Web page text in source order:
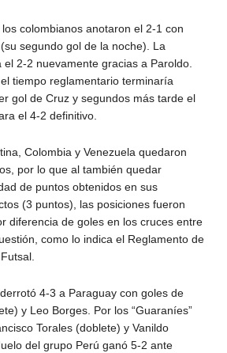
colombianos anotaron el 2-1 con
segundo gol de la noche). La
el 2-2 nuevamente gracias a Paroldo.
tiempo reglamentario terminaría
gol de Cruz y segundos más tarde el
el 4-2 definitivo.
Colombia y Venezuela quedaron
por lo que al también quedar
de puntos obtenidos en sus
(3 puntos), las posiciones fueron
diferencia de goles en los cruces entre
como lo indica el Reglamento de
4-3 a Paraguay con goles de
y Leo Borges. Por los “Guaraníes”
Torales (doblete) y Vanildo
del grupo Perú ganó 5-2 ante